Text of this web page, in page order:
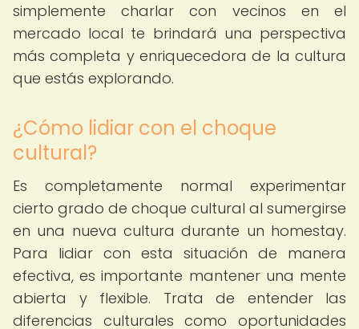
simplemente charlar con vecinos en el
mercado local te brindará una perspectiva
más completa y enriquecedora de la cultura
que estás explorando.
¿Cómo lidiar con el choque
cultural?
Es completamente normal experimentar
cierto grado de choque cultural al sumergirse
en una nueva cultura durante un homestay.
Para lidiar con esta situación de manera
efectiva, es importante mantener una mente
abierta y flexible. Trata de entender las
diferencias culturales como oportunidades